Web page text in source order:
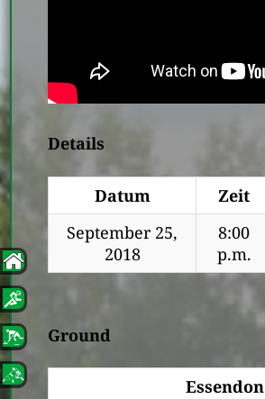
Details
Datum Zeit
September 25,
2018
8:00
p.m.
Ground
Essendon